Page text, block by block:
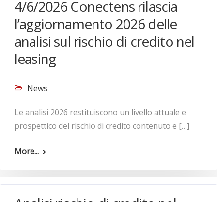
4/6/2026 Conectens rilascia
l’aggiornamento 2026 delle
analisi sul rischio di credito nel
leasing
News
Le analisi 2026 restituiscono un livello attuale e
prospettico del rischio di credito contenuto e […]
More...